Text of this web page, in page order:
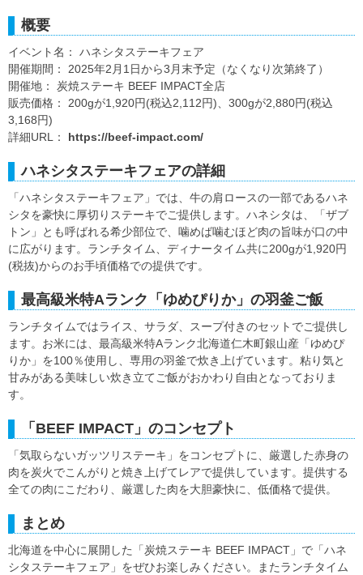
概要
イベント名： ハネシタステーキフェア
開催期間： 2025年2月1日から3月末予定（なくなり次第終了）
開催地： 炭焼ステーキ BEEF IMPACT全店
販売価格： 200gが1,920円(税込2,112円)、300gが2,880円(税込
3,168円)
詳細URL： https://beef-impact.com/
ハネシタステーキフェアの詳細
「ハネシタステーキフェア」では、牛の肩ロースの一部であるハネ
シタを豪快に厚切りステーキでご提供します。ハネシタは、「ザブ
トン」とも呼ばれる希少部位で、噛めば噛むほど肉の旨味が口の中
に広がります。ランチタイム、ディナータイム共に200gが1,920円
(税抜)からのお手頃価格での提供です。
最高級米特Aランク「ゆめぴりか」の羽釜ご飯
ランチタイムではライス、サラダ、スープ付きのセットでご提供し
ます。お米には、最高級米特Aランク北海道仁木町銀山産「ゆめぴ
りか」を100％使用し、専用の羽釜で炊き上げています。粘り気と
甘みがある美味しい炊き立てご飯がおかわり自由となっておりま
す。
「BEEF IMPACT」のコンセプト
「気取らないガッツリステーキ」をコンセプトに、厳選した赤身の
肉を炭火でこんがりと焼き上げてレアで提供しています。提供する
全ての肉にこだわり、厳選した肉を大胆豪快に、低価格で提供。
まとめ
北海道を中心に展開した「炭焼ステーキ BEEF IMPACT」で「ハネ
シタステーキフェア」をぜひお楽しみください。またランチタイム